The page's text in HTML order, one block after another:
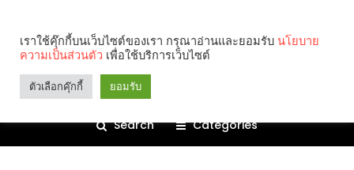
Search Categories
เราใช้คุ๊กกี้บนเว็บไซต์ของเรา กรุณาอ่านและยอมรับ นโยบาย
ความเป็นส่วนตัว เพื่อใช้บริการเว็บไซต์
ตัวเลือกคุ๊กกี้ ยอมรับ